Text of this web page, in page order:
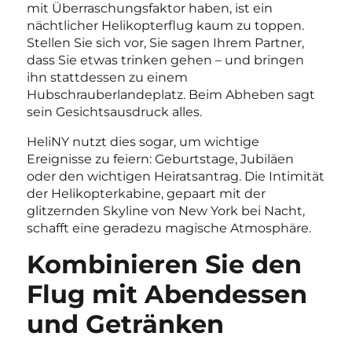
mit Überraschungsfaktor haben, ist ein
nächtlicher Helikopterflug kaum zu toppen.
Stellen Sie sich vor, Sie sagen Ihrem Partner,
dass Sie etwas trinken gehen – und bringen
ihn stattdessen zu einem
Hubschrauberlandeplatz. Beim Abheben sagt
sein Gesichtsausdruck alles.
HeliNY nutzt dies sogar, um wichtige
Ereignisse zu feiern: Geburtstage, Jubiläen
oder den wichtigen Heiratsantrag. Die Intimität
der Helikopterkabine, gepaart mit der
glitzernden Skyline von New York bei Nacht,
schafft eine geradezu magische Atmosphäre.
Kombinieren Sie den
Flug mit Abendessen
und Getränken